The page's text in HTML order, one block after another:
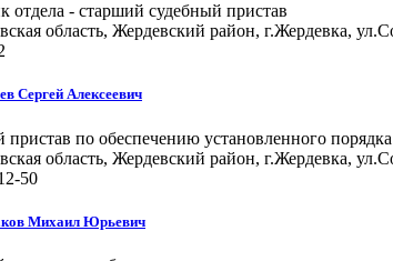
отдела - старший судебный пристав
область, Жердевский район, г.Жердевка,
Сергей Алексеевич
по обеспечению установленного порядка
область, Жердевский район, г.Жердевка,
50
Михаил Юрьевич